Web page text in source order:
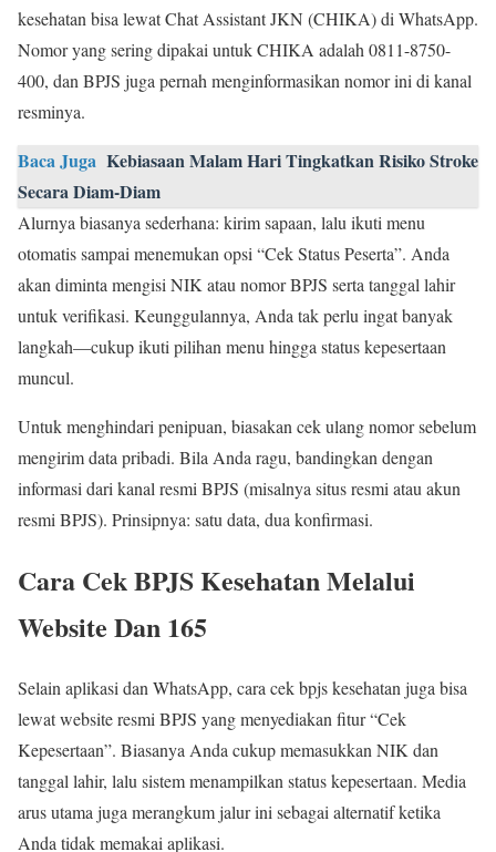
kesehatan bisa lewat Chat Assistant JKN (CHIKA) di WhatsApp.
Nomor yang sering dipakai untuk CHIKA adalah 0811-8750-
400, dan BPJS juga pernah menginformasikan nomor ini di kanal
resminya.
Baca Juga Kebiasaan Malam Hari Tingkatkan Risiko Stroke
Secara Diam-Diam
Alurnya biasanya sederhana: kirim sapaan, lalu ikuti menu
otomatis sampai menemukan opsi “Cek Status Peserta”. Anda
akan diminta mengisi NIK atau nomor BPJS serta tanggal lahir
untuk verifikasi. Keunggulannya, Anda tak perlu ingat banyak
langkah—cukup ikuti pilihan menu hingga status kepesertaan
muncul.
Untuk menghindari penipuan, biasakan cek ulang nomor sebelum
mengirim data pribadi. Bila Anda ragu, bandingkan dengan
informasi dari kanal resmi BPJS (misalnya situs resmi atau akun
resmi BPJS). Prinsipnya: satu data, dua konfirmasi.
Cara Cek BPJS Kesehatan Melalui
Website Dan 165
Selain aplikasi dan WhatsApp, cara cek bpjs kesehatan juga bisa
lewat website resmi BPJS yang menyediakan fitur “Cek
Kepesertaan”. Biasanya Anda cukup memasukkan NIK dan
tanggal lahir, lalu sistem menampilkan status kepesertaan. Media
arus utama juga merangkum jalur ini sebagai alternatif ketika
Anda tidak memakai aplikasi.